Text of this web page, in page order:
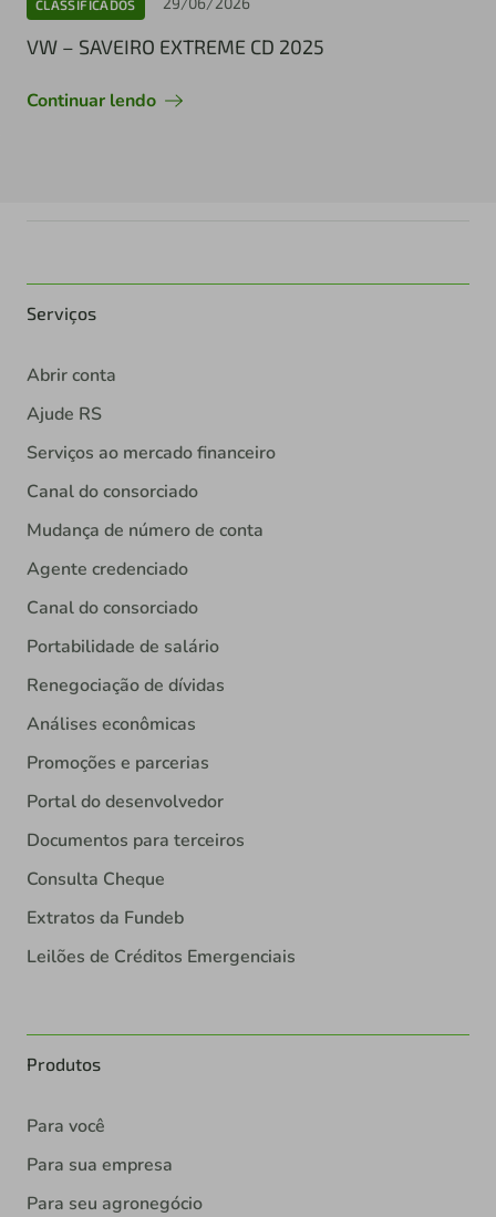
CLASSIFICADOS
VW – SAVEIRO EXTREME CD 2025
Continuar lendo
Serviços
Abrir conta
Ajude RS
Serviços ao mercado financeiro
Canal do consorciado
Mudança de número de conta
Agente credenciado
Canal do consorciado
Portabilidade de salário
Renegociação de dívidas
Análises econômicas
Promoções e parcerias
Portal do desenvolvedor
Documentos para terceiros
Consulta Cheque
Extratos da Fundeb
Leilões de Créditos Emergenciais
Produtos
Para você
Para sua empresa
Para seu agronegócio